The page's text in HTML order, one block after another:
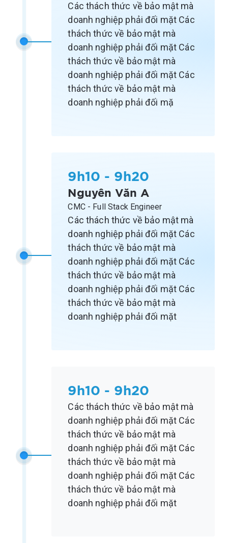
Các thách thức về bảo mật mà
doanh nghiệp phải đối mặt Các
thách thức về bảo mật mà
doanh nghiệp phải đối mặt Các
thách thức về bảo mật mà
doanh nghiệp phải đối mặt Các
thách thức về bảo mật mà
doanh nghiệp phải đối mặ
9h10 - 9h20
Nguyên Văn A
CMC - Full Stack Engineer
Các thách thức về bảo mật mà
doanh nghiệp phải đối mặt Các
thách thức về bảo mật mà
doanh nghiệp phải đối mặt Các
thách thức về bảo mật mà
doanh nghiệp phải đối mặt Các
thách thức về bảo mật mà
doanh nghiệp phải đối mặt
9h10 - 9h20
Các thách thức về bảo mật mà
doanh nghiệp phải đối mặt Các
thách thức về bảo mật mà
doanh nghiệp phải đối mặt Các
thách thức về bảo mật mà
doanh nghiệp phải đối mặt Các
thách thức về bảo mật mà
doanh nghiệp phải đối mặt